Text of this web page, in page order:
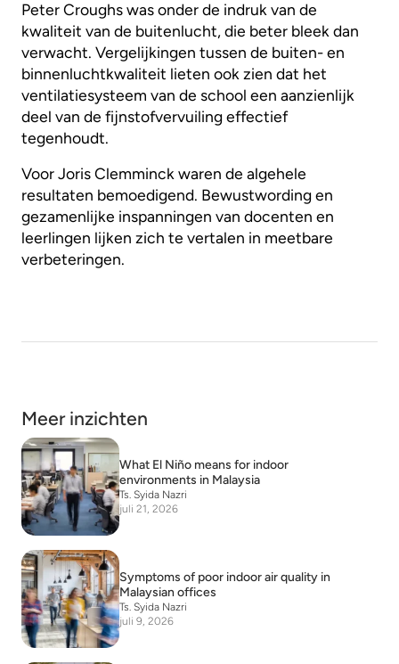
Peter Croughs was onder de indruk van de
kwaliteit van de buitenlucht, die beter bleek dan
verwacht. Vergelijkingen tussen de buiten- en
binnenluchtkwaliteit lieten ook zien dat het
ventilatiesysteem van de school een aanzienlijk
deel van de fijnstofvervuiling effectief
tegenhoudt.
Voor Joris Clemminck waren de algehele
resultaten bemoedigend. Bewustwording en
gezamenlijke inspanningen van docenten en
leerlingen lijken zich te vertalen in meetbare
verbeteringen.
Meer inzichten
What El Niño means for indoor
environments in Malaysia
Ts. Syida Nazri
juli 21, 2026
Symptoms of poor indoor air quality in
Malaysian offices
Ts. Syida Nazri
juli 9, 2026